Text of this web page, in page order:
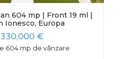
604 mp | Front 19 ml |
Ionesco, Europa
330,000 €
604 mp de vânzare